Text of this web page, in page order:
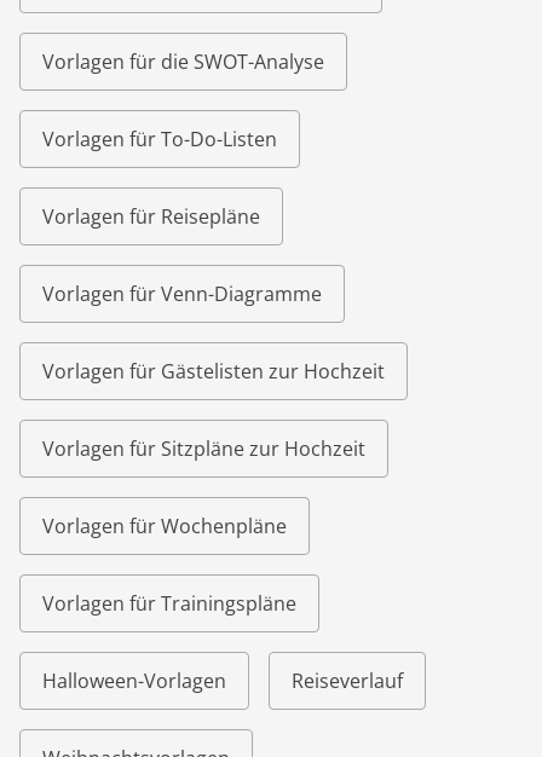
Vorlagen für die SWOT-Analyse
Vorlagen für To-Do-Listen
Vorlagen für Reisepläne
Vorlagen für Venn-Diagramme
Vorlagen für Gästelisten zur Hochzeit
Vorlagen für Sitzpläne zur Hochzeit
Vorlagen für Wochenpläne
Vorlagen für Trainingspläne
Halloween-Vorlagen Reiseverlauf